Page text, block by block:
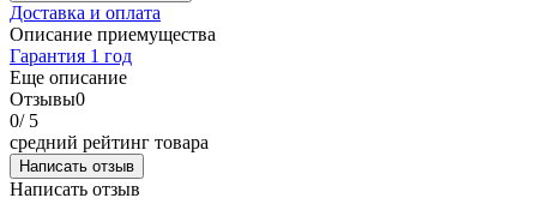
Доставка и оплата
Описание приемущества
Гарантия 1 год
Еще описание
Отзывы0
0/ 5
средний рейтинг товара
Написать отзыв
Написать отзыв